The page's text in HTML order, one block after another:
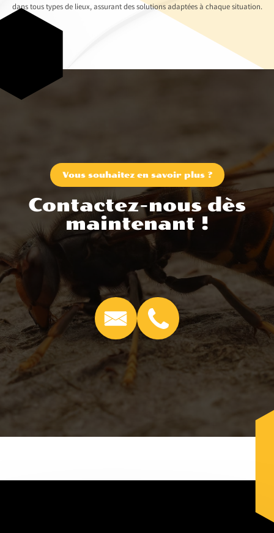
dans tous types de lieux, assurant des solutions adaptées à chaque situation.
Vous souhaitez en savoir plus ?
Contactez-nous dès
maintenant !